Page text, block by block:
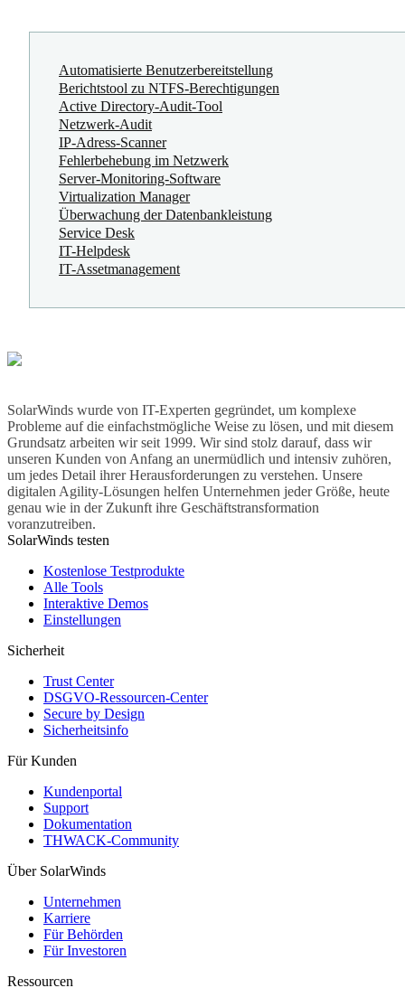
Automatisierte Benutzerbereitstellung
Berichtstool zu NTFS-Berechtigungen
Active Directory-Audit-Tool
Netzwerk-Audit
IP-Adress-Scanner
Fehlerbehebung im Netzwerk
Server-Monitoring-Software
Virtualization Manager
Überwachung der Datenbankleistung
Service Desk
IT-Helpdesk
IT-Assetmanagement
SolarWinds wurde von IT-Experten gegründet, um komplexe
Probleme auf die einfachstmögliche Weise zu lösen, und mit diesem
Grundsatz arbeiten wir seit 1999. Wir sind stolz darauf, dass wir
unseren Kunden von Anfang an unermüdlich und intensiv zuhören,
um jedes Detail ihrer Herausforderungen zu verstehen. Unsere
digitalen Agility-Lösungen helfen Unternehmen jeder Größe, heute
genau wie in der Zukunft ihre Geschäftstransformation
voranzutreiben.
SolarWinds testen
Kostenlose Testprodukte
Alle Tools
Interaktive Demos
Einstellungen
Sicherheit
Trust Center
DSGVO-Ressourcen-Center
Secure by Design
Sicherheitsinfo
Für Kunden
Kundenportal
Support
Dokumentation
THWACK-Community
Über SolarWinds
Unternehmen
Karriere
Für Behörden
Für Investoren
Ressourcen